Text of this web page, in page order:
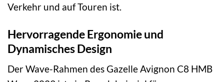
Verkehr und auf Touren ist.
Hervorragende Ergonomie und
Dynamisches Design
Der Wave-Rahmen des Gazelle Avignon C8 HMB